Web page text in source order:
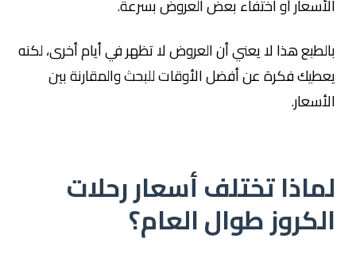
الأسعار أو اختفاء بعض العروض بسرعة.
بالطبع هذا لا يعني أن العروض لا تظهر في أيام أخرى، لكنه
يعطيك فكرة عن أفضل الأوقات للبحث والمقارنة بين
الأسعار.
لماذا تختلف أسعار رحلات
الكروز طوال العام؟